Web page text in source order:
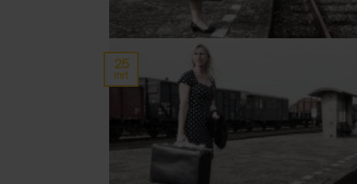
25
mrt